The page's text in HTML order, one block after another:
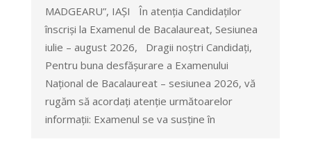
MADGEARU”, IAȘI În atenția Candidaților
înscriși la Examenul de Bacalaureat, Sesiunea
iulie – august 2026, Dragii noștri Candidați,
Pentru buna desfășurare a Examenului
Național de Bacalaureat – sesiunea 2026, vă
rugăm să acordați atenție următoarelor
informații: Examenul se va susține în